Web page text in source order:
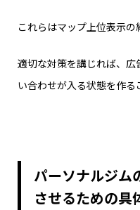
これらはマップ上位表示の
適切な対策を講じれば、
い合わせが入る状態を作る
パーソナルジム
させるための具